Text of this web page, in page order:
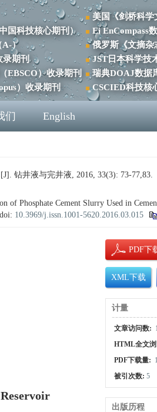
国科技核心期刊）
A-）
期刊
EBSCO）收录期刊
）收录期刊
美国《剑桥科学
Ei EnCompass
俄罗斯《文摘杂
JST日本科学技
瑞典DOAJ数据
CSCIED科技核
们 English
钻井液与完井液, 2016, 33(3): 73-77,83.
Phosphate Cement Slurry Used in
doi: 10.3969/j.issn.1001-5620.2016.03.015
PDF下
XML下载
计量
文章访问数:
HTML全文
PDF下载量:
被引次数:5
出版历程